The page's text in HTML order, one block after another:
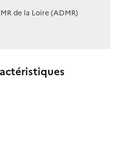
de la Loire (ADMR)